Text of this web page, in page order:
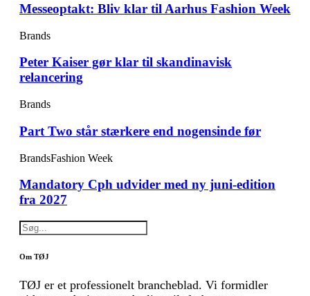
Messeoptakt: Bliv klar til Aarhus Fashion Week
Brands
Peter Kaiser gør klar til skandinavisk
relancering
Brands
Part Two står stærkere end nogensinde før
BrandsFashion Week
Mandatory Cph udvider med ny juni-edition
fra 2027
Om TØJ
TØJ er et professionelt brancheblad. Vi formidler